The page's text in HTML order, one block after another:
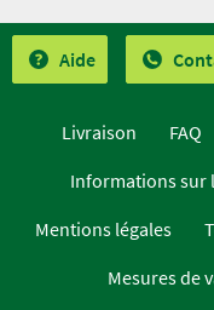
Aide
Livraison FAQ
Informations sur
Mentions légales
Mesures de